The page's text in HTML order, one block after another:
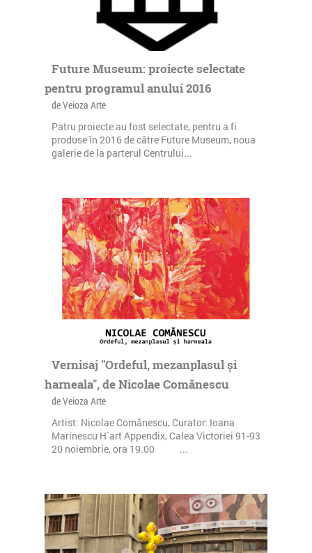
Future Museum: proiecte selectate
pentru programul anului 2016
de Veioza Arte
Patru proiecte au fost selectate, pentru a fi
produse în 2016 de către Future Museum, noua
galerie de la parterul Centrului...
Vernisaj "Ordeful, mezanplasul și
harneala", de Nicolae Comănescu
de Veioza Arte
Artist: Nicolae Comănescu, Curator: Ioana
Marinescu H`art Appendix, Calea Victoriei 91-93
20 noiembrie, ora 19.00 ...